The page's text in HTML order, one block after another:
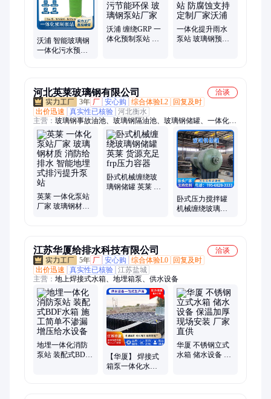
沃浦 智能玻璃钢
一体化污水预制
沃浦 缠绕GRP 一
体化预制泵站 城
一体化提升雨水
泵站 玻璃钢预制
河北英莱玻璃钢有限公司
洽谈
3年 厂 安心购 综合体验L2
回复及时
出价迅速
真实性已核验 河北衡水
主营： 玻璃钢事故油池、玻璃钢隔油池、玻璃钢储罐、一体化泵
站、一体化预制泵站、玻璃钢泵站、一体化污水泵站、一体化雨
水泵站、消防水池、消防水罐、污水池、玻璃钢化粪池、沉淀池
英莱 一体化泵站
厂家 玻璃钢材质
卧式机械缠绕玻
璃钢储罐 英莱 货
卧式压力搅拌罐
机械缠绕玻璃钢
江苏华厦给排水科技有限公司
洽谈
5年 厂 安心购 综合体验L0
回复及时
出价迅速
真实性已核验 江苏盐城
主营： 地上焊接式水箱、地埋箱泵、供水设备
地埋一体化消防
泵站 装配式BDF
【华厦】 焊接式
箱泵一体化水箱
华厦 不锈钢立式
水箱 储水设备 保